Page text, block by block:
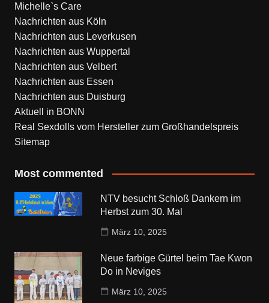
Michelle`s Care
Nachrichten aus Köln
Nachrichten aus Leverkusen
Nachrichten aus Wuppertal
Nachrichten aus Velbert
Nachrichten aus Essen
Nachrichten aus Duisburg
Aktuell in BONN
Real Sexdolls vom Hersteller zum Großhandelspreis
Sitemap
Most commented
NTV besucht Schloß Dankern im
Herbst zum 30. Mal
März 10, 2025
Neue farbige Gürtel beim Tae Kwon
Do in Neviges
März 10, 2025